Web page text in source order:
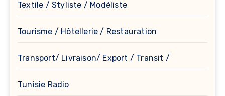
Textile / Styliste / Modéliste
Tourisme / Hôtellerie / Restauration
Transport/ Livraison/ Export / Transit /
Tunisie Radio